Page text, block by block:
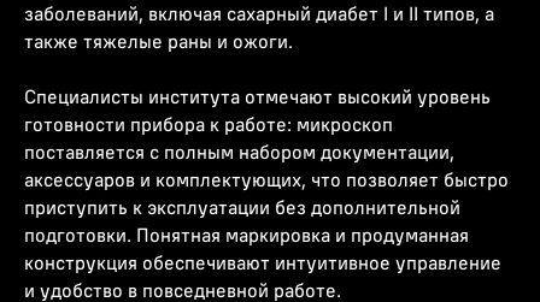
заболеваний, включая сахарный диабет I и II типов, а
также тяжелые раны и ожоги.
Специалисты института отмечают высокий уровень
готовности прибора к работе: микроскоп
поставляется с полным набором документации,
аксессуаров и комплектующих, что позволяет быстро
приступить к эксплуатации без дополнительной
подготовки. Понятная маркировка и продуманная
конструкция обеспечивают интуитивное управление
и удобство в повседневной работе.